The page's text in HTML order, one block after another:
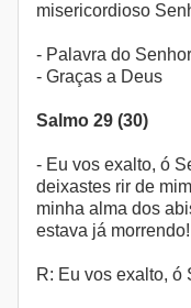
misericordioso
- Palavra do Senhor
- Graças a Deus
Salmo 29 (30)
- Eu vos exalto, ó
deixastes rir de
minha alma dos
estava já morrendo!
R: Eu vos exalto, ó